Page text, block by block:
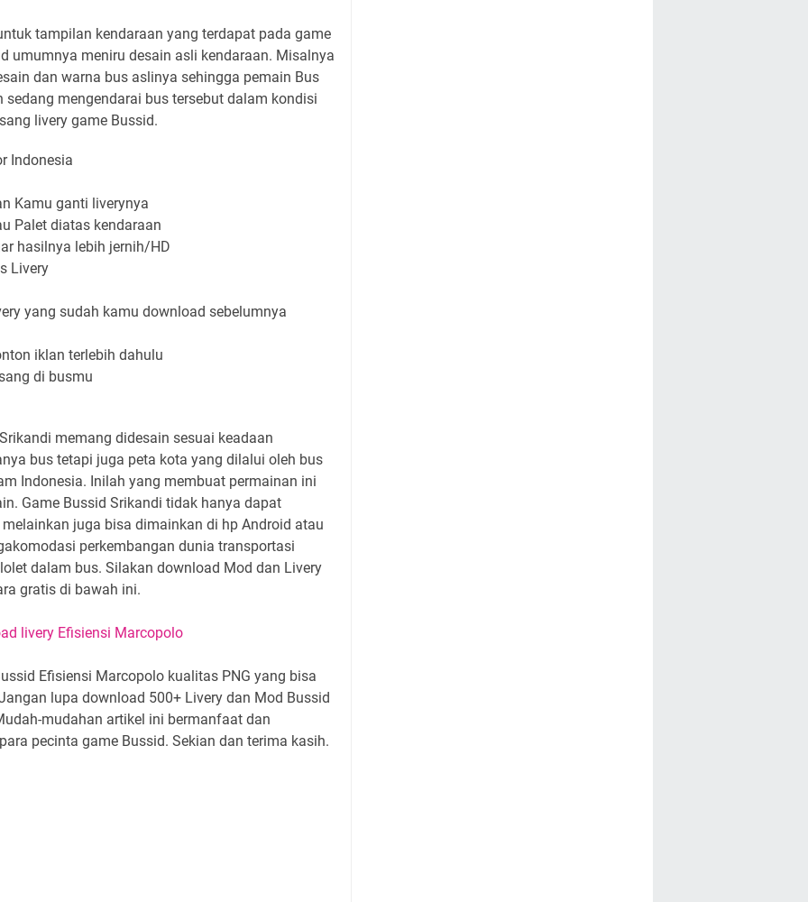
tampilan kendaraan yang terdapat pada game
umumnya meniru desain asli kendaraan. Misalnya
dan warna bus aslinya sehingga pemain Bus
mengendarai bus tersebut dalam kondisi
livery game Bussid.
Indonesia
Kamu ganti liverynya
Palet diatas kendaraan
hasilnya lebih jernih/HD
Livery
yang sudah kamu download sebelumnya
iklan terlebih dahulu
di busmu
memang didesain sesuai keadaan
bus tetapi juga peta kota yang dilalui oleh bus
Indonesia. Inilah yang membuat permainan ini
Game Bussid Srikandi tidak hanya dapat
juga bisa dimainkan di hp Android atau
perkembangan dunia transportasi
dalam bus. Silakan download Mod dan Livery
gratis di bawah ini.
livery Efisiensi Marcopolo
Efisiensi Marcopolo kualitas PNG yang bisa
lupa download 500+ Livery dan Mod Bussid
mudahan artikel ini bermanfaat dan
pecinta game Bussid. Sekian dan terima kasih.